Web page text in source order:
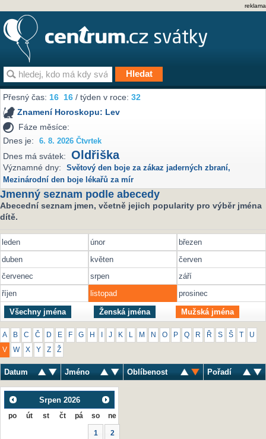
reklama
Přesný čas:16 16 / týden v roce:32
Znamení Horoskopu: Lev
Fáze měsíce:
Dnes je:
6. 8. 2026 Čtvrtek
Dnes má svátek: Oldřiška
Významné dny: Světový den boje za zákaz jaderných zbraní,
Mezinárodní den boje lékařů za mír
Jmenný seznam podle abecedy
Abecední seznam jmen, včetně jejich popularity pro výběr jména
dítě.
leden únor
březen
duben
květen
červen
červenec
srpen
září
říjen
listopad prosinec
Všechny jména Ženská jména Mužská jména
A B C Č D E F G H J K M N O P Q R Ř S Š U
V W X Y Z Ž
Datum Jméno Oblíbenost Pořadí
Srpen 2026
po út st čt pá so ne
1 2